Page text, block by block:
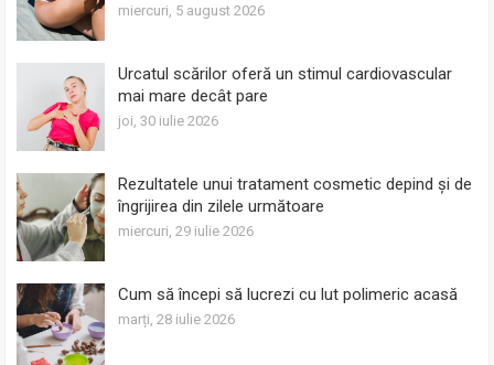
miercuri, 5 august 2026
Urcatul scărilor oferă un stimul cardiovascular
mai mare decât pare
joi, 30 iulie 2026
Rezultatele unui tratament cosmetic depind și de
îngrijirea din zilele următoare
miercuri, 29 iulie 2026
Cum să începi să lucrezi cu lut polimeric acasă
marți, 28 iulie 2026